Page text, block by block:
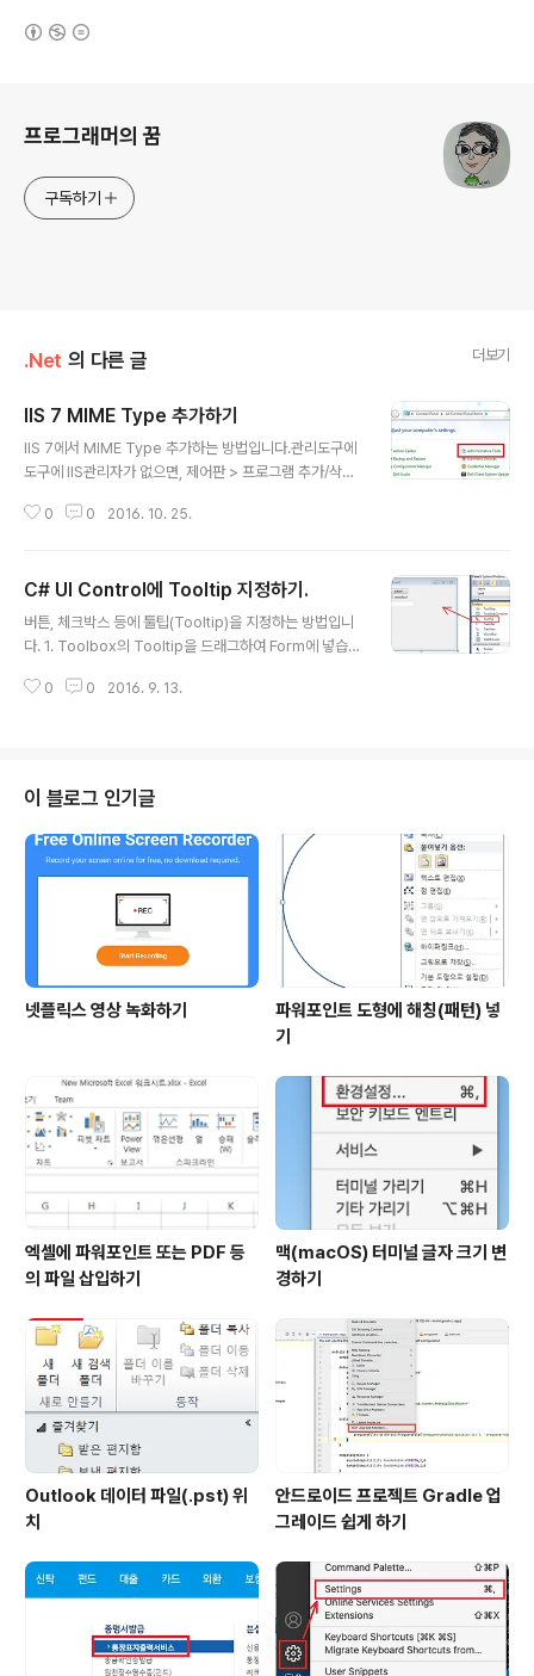
프로그래머의 꿈
구독하기
.Net 의 다른 글 더보기
IIS 7 MIME Type 추가하기
IIS 7에서 MIME Type 추가하는 방법입니다.관리도구에
도구에 IIS관리자가 없으면, 제어판 > 프로그램 추가/삭제
리도구(Administrative Tools)를 더블 클릭합니다. 2. II
시되며, 하나의 MIME Type을 선택 후 마우스 우클릭을
하면 팝업 메뉴가 표시되는 여기서 추가를 클릭하면 MIME
Type을 추가 할 수 있습니다.
0 0 2016. 10. 25.
C# UI Control에 Tooltip 지정하기.
버튼, 체크박스 등에 툴팁(Tooltip)을 지정하는 방법입니
다. 1. Toolbox의 Tooltip을 드래그하여 Form에 넣습니
oltip을 지정합니다. using System; using System.C
stem.Windows.Forms; namespace Tooltip { pub
lic partial class Form1 : Form { public Form1() { Ini
tializeCompo..
0 0 2016. 9. 13.
이 블로그 인기글
넷플릭스 영상 녹화하기
파워포인트 도형에 해칭(패턴) 넣
기
엑셀에 파워포인트 또는 PDF 등
의 파일 삽입하기
맥(macOS) 터미널 글자 크기 변
경하기
Outlook 데이터 파일(.pst) 위
치
안드로이드 프로젝트 Gradle 업
그레이드 쉽게 하기